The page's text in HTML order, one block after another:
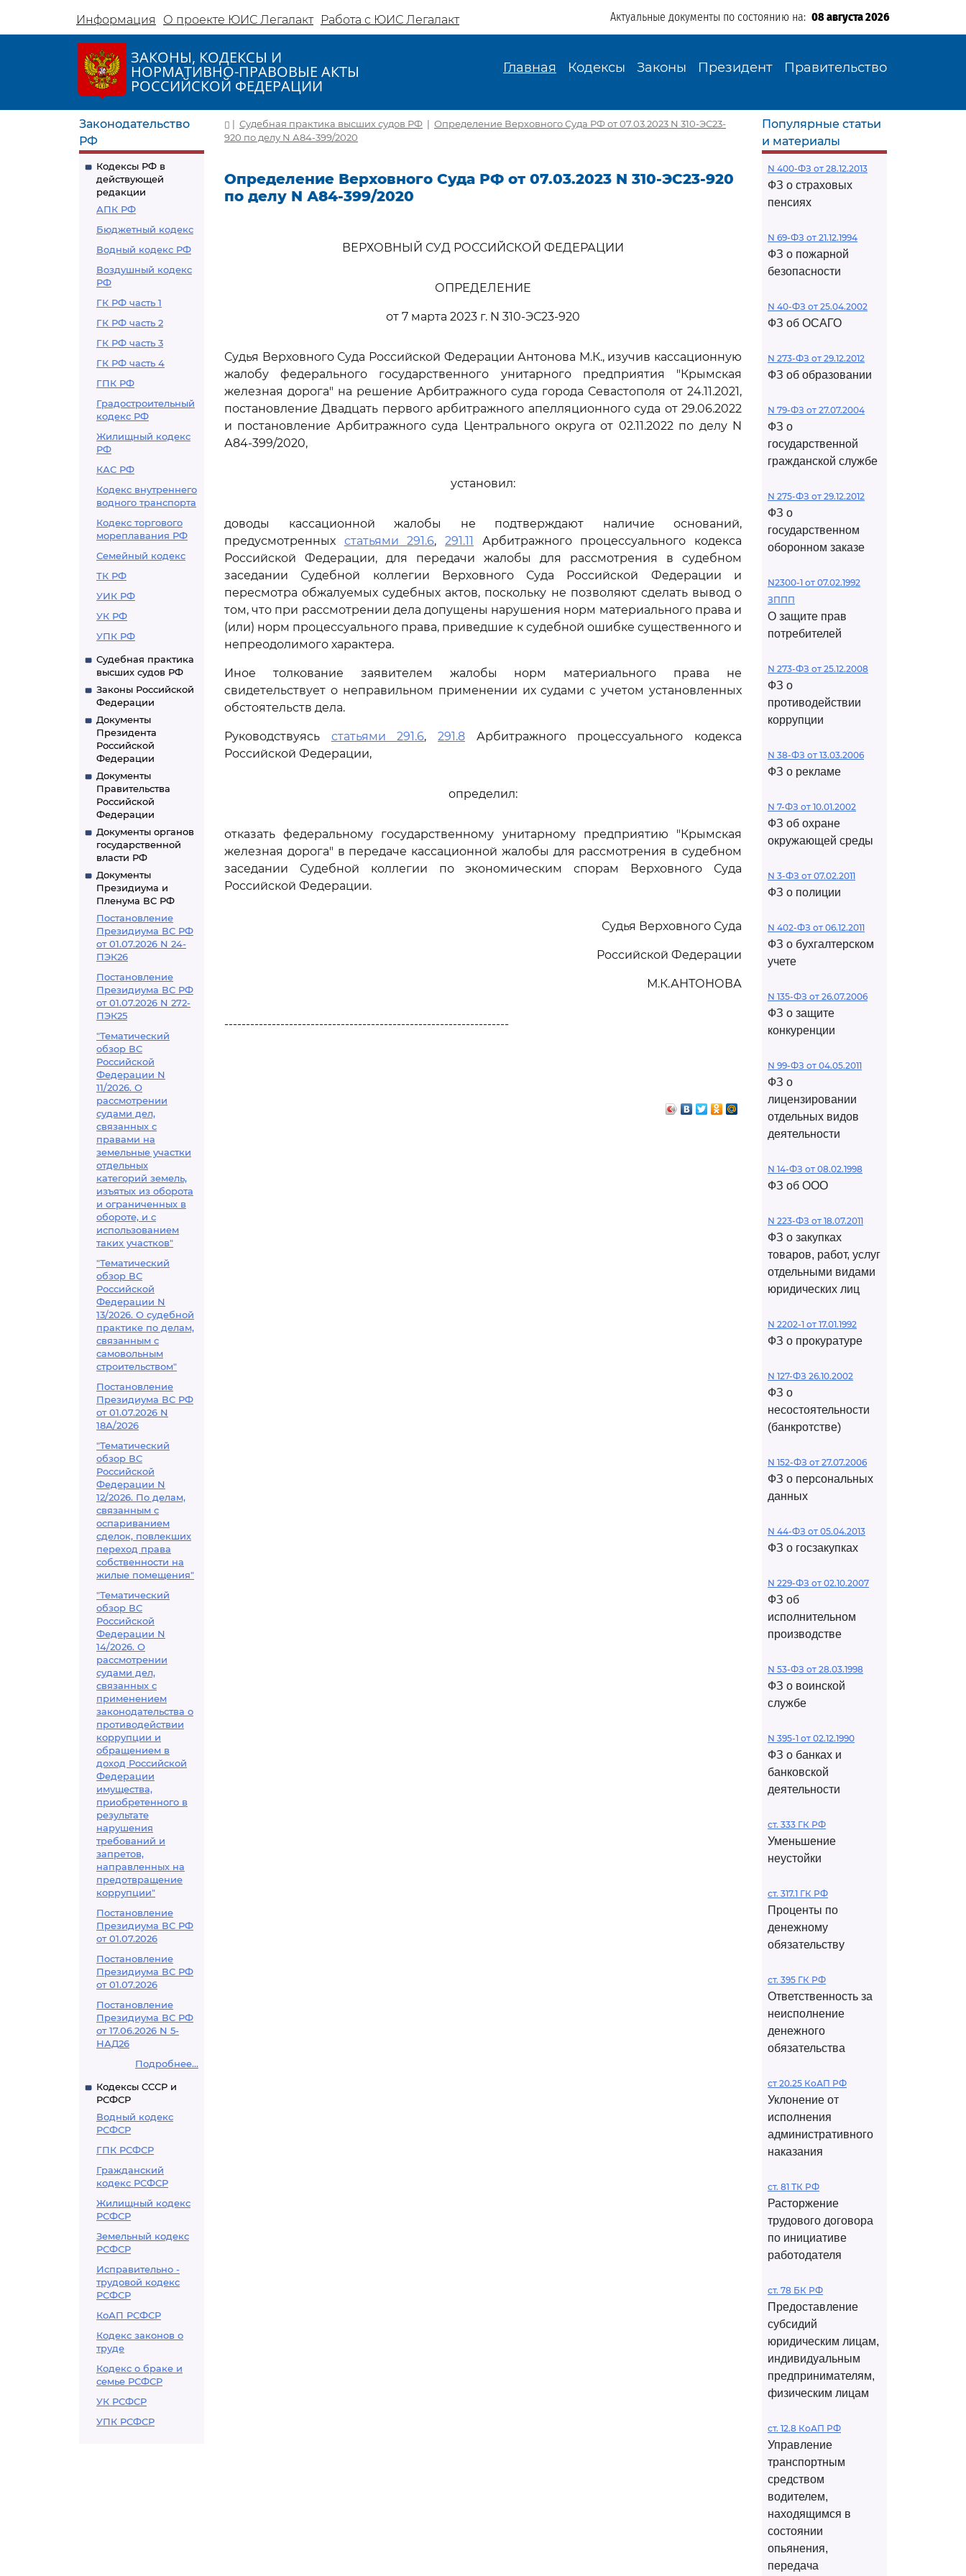
Информация О проекте ЮИС Легалакт Работа с ЮИС Легалакт Актуальные документы по состоянию на: 08 августа 2026
ЗАКОНЫ, КОДЕКСЫ И
НОРМАТИВНО-ПРАВОВЫЕ АКТЫ
РОССИЙСКОЙ ФЕДЕРАЦИИ
Главная Кодексы Законы Президент Правительство
Законодательство
РФ
Кодексы РФ в
действующей
редакции
АПК РФ
Бюджетный кодекс
Водный кодекс РФ
Воздушный кодекс
РФ
ГК РФ часть 1
ГК РФ часть 2
ГК РФ часть 3
ГК РФ часть 4
ГПК РФ
Градостроительный
кодекс РФ
Жилищный кодекс
РФ
КАС РФ
Кодекс внутреннего
водного транспорта
Кодекс торгового
мореплавания РФ
Семейный кодекс
ТК РФ
УИК РФ
УК РФ
УПК РФ
Судебная практика
высших судов РФ
Законы Российской
Федерации
Документы
Президента
Российской
Федерации
Документы
Правительства
Российской
Федерации
Документы органов
государственной
власти РФ
Документы
Президиума и
Пленума ВС РФ
Постановление
Президиума ВС РФ
от 01.07.2026 N 24-
ПЭК26
Постановление
Президиума ВС РФ
от 01.07.2026 N 272-
ПЭК25
"Тематический
обзор ВС
Российской
Федерации N
11/2026. О
рассмотрении
судами дел,
связанных с
правами на
земельные участки
отдельных
категорий земель,
изъятых из оборота
и ограниченных в
обороте, и с
использованием
таких участков"
"Тематический
обзор ВС
Российской
Федерации N
13/2026. О судебной
практике по делам,
связанным с
самовольным
строительством"
Постановление
Президиума ВС РФ
от 01.07.2026 N
18А/2026
"Тематический
обзор ВС
Российской
Федерации N
12/2026. По делам,
связанным с
оспариванием
сделок, повлекших
переход права
собственности на
жилые помещения"
"Тематический
обзор ВС
Российской
Федерации N
14/2026. О
рассмотрении
судами дел,
связанных с
применением
законодательства о
противодействии
коррупции и
обращением в
доход Российской
Федерации
имущества,
приобретенного в
результате
нарушения
требований и
запретов,
направленных на
предотвращение
коррупции"
Постановление
Президиума ВС РФ
от 01.07.2026
Постановление
Президиума ВС РФ
от 01.07.2026
Постановление
Президиума ВС РФ
от 17.06.2026 N 5-
НАД26
Подробнее...
Кодексы СССР и
РСФСР
Водный кодекс
РСФСР
ГПК РСФСР
Гражданский
кодекс РСФСР
Жилищный кодекс
РСФСР
Земельный кодекс
РСФСР
Исправительно -
трудовой кодекс
РСФСР
КоАП РСФСР
Кодекс законов о
труде
Кодекс о браке и
семье РСФСР
УК РСФСР
УПК РСФСР
| Судебная практика высших судов РФ | Определение Верховного Суда РФ от 07.03.2023 N 310-ЭС23-
920 по делу N А84-399/2020
Определение Верховного Суда РФ от 07.03.2023 N 310-ЭС23-920
по делу N А84-399/2020
ВЕРХОВНЫЙ СУД РОССИЙСКОЙ ФЕДЕРАЦИИ
ОПРЕДЕЛЕНИЕ
от 7 марта 2023 г. N 310-ЭС23-920
Судья Верховного Суда Российской Федерации Антонова М.К., изучив кассационную
жалобу федерального государственного унитарного предприятия "Крымская
железная дорога" на решение Арбитражного суда города Севастополя от 24.11.2021,
постановление Двадцать первого арбитражного апелляционного суда от 29.06.2022
и постановление Арбитражного суда Центрального округа от 02.11.2022 по делу N
А84-399/2020,
установил:
доводы кассационной жалобы не подтверждают наличие оснований,
предусмотренных статьями 291.6,291.11
Арбитражного процессуального кодекса
Российской Федерации, для передачи жалобы для рассмотрения в судебном
заседании Судебной коллегии Верховного Суда Российской Федерации и
пересмотра обжалуемых судебных актов, поскольку не позволяют сделать вывод о
том, что при рассмотрении дела допущены нарушения норм материального права и
(или) норм процессуального права, приведшие к судебной ошибке существенного и
непреодолимого характера.
Иное толкование заявителем жалобы норм материального права не
свидетельствует о неправильном применении их судами с учетом установленных
обстоятельств дела.
Руководствуясь статьями 291.6,291.8 Арбитражного процессуального кодекса
Российской Федерации,
определил:
отказать федеральному государственному унитарному предприятию "Крымская
железная дорога" в передаче кассационной жалобы для рассмотрения в судебном
заседании Судебной коллегии по экономическим спорам Верховного Суда
Российской Федерации.
Судья Верховного Суда
Российской Федерации
М.К.АНТОНОВА
------------------------------------------------------------------
Популярные статьи
и материалы
N 400-ФЗ от 28.12.2013
ФЗ о страховых
пенсиях
N 69-ФЗ от 21.12.1994
ФЗ о пожарной
безопасности
N 40-ФЗ от 25.04.2002
ФЗ об ОСАГО
N 273-ФЗ от 29.12.2012
ФЗ об образовании
N 79-ФЗ от 27.07.2004
ФЗ о
государственной
гражданской службе
N 275-ФЗ от 29.12.2012
ФЗ о
государственном
оборонном заказе
N2300-1 от 07.02.1992
ЗППП
О защите прав
потребителей
N 273-ФЗ от 25.12.2008
ФЗ о
противодействии
коррупции
N 38-ФЗ от 13.03.2006
ФЗ о рекламе
N 7-ФЗ от 10.01.2002
ФЗ об охране
окружающей среды
N 3-ФЗ от 07.02.2011
ФЗ о полиции
N 402-ФЗ от 06.12.2011
ФЗ о бухгалтерском
учете
N 135-ФЗ от 26.07.2006
ФЗ о защите
конкуренции
N 99-ФЗ от 04.05.2011
ФЗ о
лицензировании
отдельных видов
деятельности
N 14-ФЗ от 08.02.1998
ФЗ об ООО
N 223-ФЗ от 18.07.2011
ФЗ о закупках
товаров, работ, услуг
отдельными видами
юридических лиц
N 2202-1 от 17.01.1992
ФЗ о прокуратуре
N 127-ФЗ 26.10.2002
ФЗ о
несостоятельности
(банкротстве)
N 152-ФЗ от 27.07.2006
ФЗ о персональных
данных
N 44-ФЗ от 05.04.2013
ФЗ о госзакупках
N 229-ФЗ от 02.10.2007
ФЗ об
исполнительном
производстве
N 53-ФЗ от 28.03.1998
ФЗ о воинской
службе
N 395-1 от 02.12.1990
ФЗ о банках и
банковской
деятельности
ст. 333 ГК РФ
Уменьшение
неустойки
ст. 317.1 ГК РФ
Проценты по
денежному
обязательству
ст. 395 ГК РФ
Ответственность за
неисполнение
денежного
обязательства
ст 20.25 КоАП РФ
Уклонение от
исполнения
административного
наказания
ст. 81 ТК РФ
Расторжение
трудового договора
по инициативе
работодателя
ст. 78 БК РФ
Предоставление
субсидий
юридическим лицам,
индивидуальным
предпринимателям,
физическим лицам
ст. 12.8 КоАП РФ
Управление
транспортным
средством
водителем,
находящимся в
состоянии
опьянения,
передача